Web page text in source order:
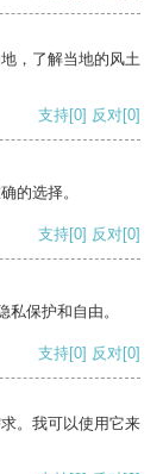
，了解当地的风土
支持[0] 反对[0]
的选择。
支持[0] 反对[0]
保护和自由。
支持[0] 反对[0]
。我可以使用它来